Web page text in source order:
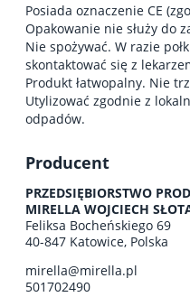
Posiada oznaczenie CE
Opakowanie nie służy do
Nie spożywać. W razie
skontaktować się z
Produkt łatwopalny. Nie
Utylizować zgodnie z
odpadów.
Producent
PRZEDSIĘBIORSTWO
MIRELLA WOJCIECH
Feliksa Bocheńskiego 69
40-847 Katowice, Polska
mirella@mirella.pl
501702490